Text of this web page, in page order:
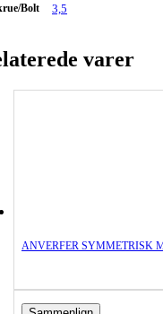
Bolt 3,5
varer
ANVERFER SYMMETRISK